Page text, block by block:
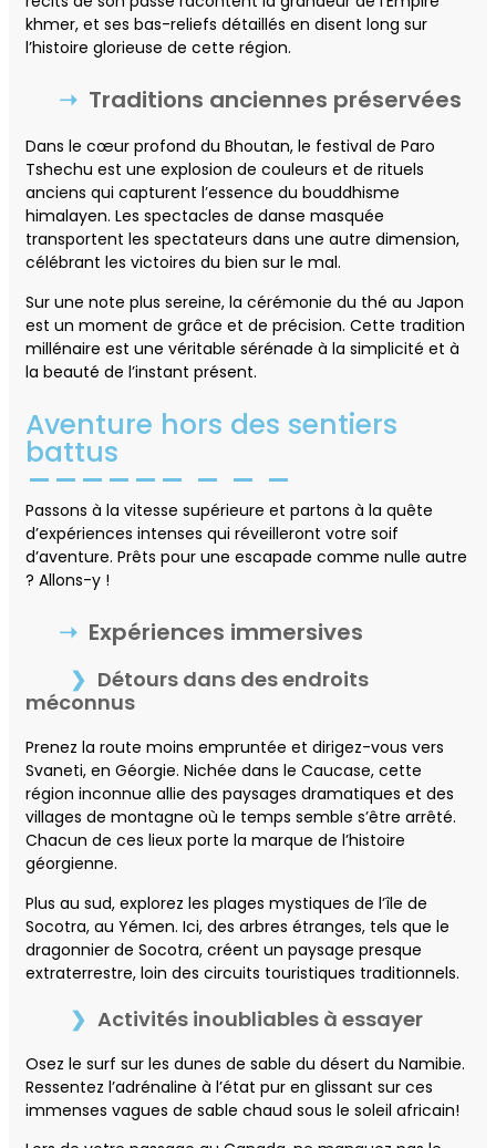
khmer, et ses bas-reliefs détaillés en disent long sur
l’histoire glorieuse de cette région.
Traditions anciennes préservées
Dans le cœur profond du Bhoutan, le festival de Paro
Tshechu est une explosion de couleurs et de rituels
anciens qui capturent l’essence du bouddhisme
himalayen. Les spectacles de danse masquée
transportent les spectateurs dans une autre dimension,
célébrant les victoires du bien sur le mal.
Sur une note plus sereine, la cérémonie du thé au Japon
est un moment de grâce et de précision. Cette tradition
millénaire est une véritable sérénade à la simplicité et à
la beauté de l’instant présent.
Aventure hors des sentiers
battus
Passons à la vitesse supérieure et partons à la quête
d’expériences intenses qui réveilleront votre soif
d’aventure. Prêts pour une escapade comme nulle autre
? Allons-y !
Expériences immersives
Détours dans des endroits
méconnus
Prenez la route moins empruntée et dirigez-vous vers
Svaneti, en Géorgie. Nichée dans le Caucase, cette
région inconnue allie des paysages dramatiques et des
villages de montagne où le temps semble s’être arrêté.
Chacun de ces lieux porte la marque de l’histoire
géorgienne.
Plus au sud, explorez les plages mystiques de l’île de
Socotra, au Yémen. Ici, des arbres étranges, tels que le
dragonnier de Socotra, créent un paysage presque
extraterrestre, loin des circuits touristiques traditionnels.
Activités inoubliables à essayer
Osez le surf sur les dunes de sable du désert du Namibie.
Ressentez l’adrénaline à l’état pur en glissant sur ces
immenses vagues de sable chaud sous le soleil africain!